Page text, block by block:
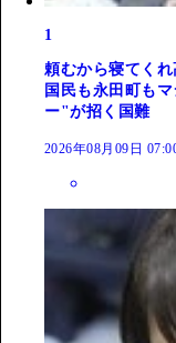
1
頼むから寝てく
国民も永田町も
ー"が招く国難
2026年08月09日